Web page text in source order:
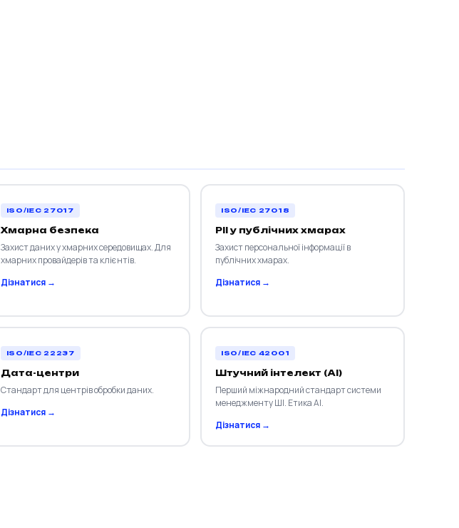
ISO/IEC 27017
Хмарна безпека
Захист даних у хмарних середовищах. Для
хмарних провайдерів та клієнтів.
Дізнатися →
ISO/IEC 27018
PII у публічних хмарах
Захист персональної інформації в
публічних хмарах.
Дізнатися →
ISO/IEC 22237
Дата-центри
Стандарт для центрів обробки даних.
Дізнатися →
ISO/IEC 42001
Штучний інтелект (AI)
Перший міжнародний стандарт системи
менеджменту ШІ. Етика AI.
Дізнатися →